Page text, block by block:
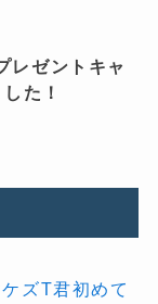
ゼントキャ
た！
ズT君初めて